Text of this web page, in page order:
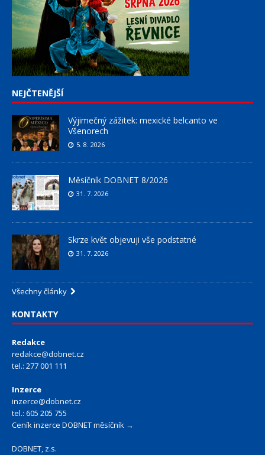
NEJČTENĚJŠÍ
Výjimečný zážitek: mexické belcanto ve
Všenorech
5. 8. 2026
Měsíčník DOBNET 8/2026
31. 7. 2026
Skrze květ objevuji vše podstatné
31. 7. 2026
Všechny články
KONTAKTY
Redakce
redakce@dobnet.cz
tel.: 277 001 111
Inzerce
inzerce@dobnet.cz
tel.: 605 205 755
Ceník inzerce DOBNET měsíčník →
DOBNET, z.s.